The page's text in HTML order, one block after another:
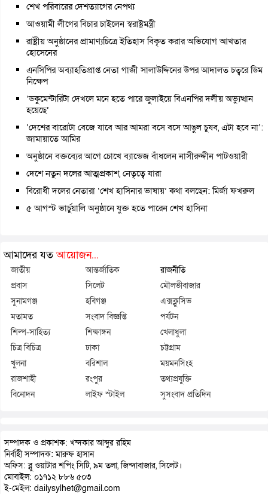
শেখ পরিবারের দেশত্যাগের নেপথ্য
আওয়ামী লীগের বিচার চাইলেন স্বরাষ্ট্রমন্ত্রী
রাষ্ট্রীয় অনুষ্ঠানের প্রামাণ্যচিত্রে ইতিহাস বিকৃত করার অভিযোগ আখতার
হোসেনের
এনসিপির অব্যাহতিপ্রাপ্ত নেতা গাজী সালাউদ্দিনের উপর আদালত চত্বরে ডিম
নিক্ষেপ
‘ডকুমেন্টারিটা দেখলে মনে হতে পারে জুলাইয়ে বিএনপির দলীয় অভ্যুত্থান
হয়েছে’
‘দেশের বারোটা বেজে যাবে আর আমরা বসে বসে আঙুল চুষব, এটা হবে না’:
জামায়াতে আমির
অনুষ্ঠানে বক্তব্যের আগে চোখে ব্যান্ডেজ বাঁধলেন নাসীরুদ্দীন পাটওয়ারী
দেশে নতুন দলের আত্মপ্রকাশ, নেতৃত্বে যারা
বিরোধী দলের নেতারা ‘শেখ হাসিনার ভাষায়’ কথা বলছেন: মির্জা ফখরুল
৫ আগস্ট ভার্চুয়ালি অনুষ্ঠানে যুক্ত হতে পারেন শেখ হাসিনা
আমাদের যতআয়োজন...
জাতীয় আন্তর্জাতিক
রাজনীতি
প্রবাস
সিলেট
মৌলভীবাজার
সুনামগঞ্জ
হবিগঞ্জ
এক্সক্লুসিভ
মতামত
সংবাদ বিজ্ঞপ্তি
পর্যটন
শিল্প-সাহিত্য
শিক্ষাঙ্গন
খেলাধুলা
চিত্র বিচিত্র
ঢাকা
চট্টগ্রাম
খুলনা
বরিশাল
ময়মনসিংহ
রাজশাহী
রংপুর
তথ্যপ্রযুক্তি
বিনোদন
লাইফ স্টাইল সুসংবাদ প্রতিদিন
সম্পাদক ও প্রকাশক: খন্দকার আব্দুর রহিম
নির্বাহী সম্পাদক: মারুফ হাসান
অফিস: ব্লু ওয়াটার শপিং সিটি, ৯ম তলা, জিন্দাবাজার, সিলেট।
মোবাইল: ০১৭১২ ৮৮৬ ৫০৩
ই-মেইল: dailysylhet@gmail.com